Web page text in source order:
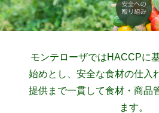
モンテローザではHACCPに
始めとし、安全な食材の仕入
提供まで一貫して食材・商品
ます。